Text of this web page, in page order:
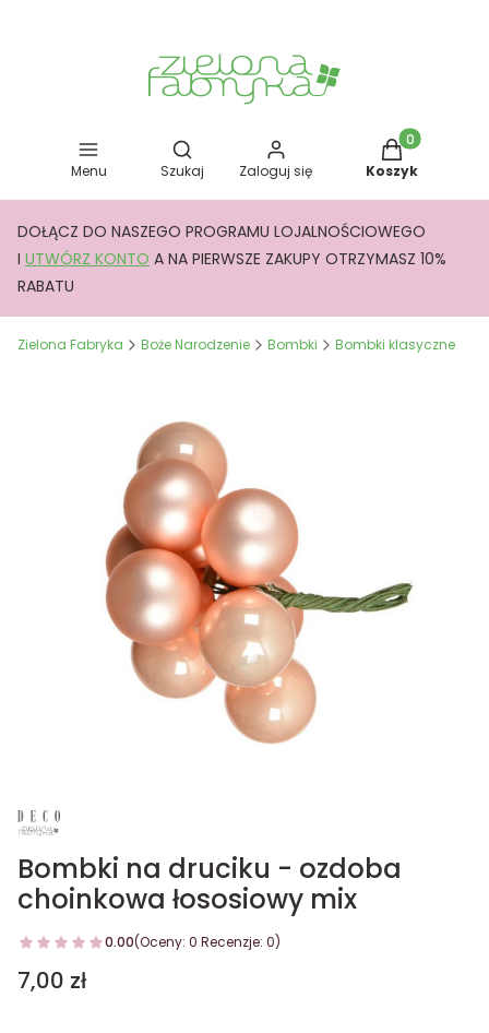
Menu
Otwórz wyszukiwarkę
Szukaj Zaloguj się
Produkty w
Koszyk
DOŁĄCZ DO NASZEGO PROGRAMU LOJALNOŚCIOWEGO
I UTWÓRZ KONTO A NA PIERWSZE ZAKUPY OTRZYMASZ 10%
RABATU
Zielona Fabryka Boże Narodzenie Bombki Bombki klasyczne
Bombki na druciku - ozdoba
choinkowa łososiowy mix
0.00(Oceny: 0 Recenzje: 0)
Cena
7,00 zł